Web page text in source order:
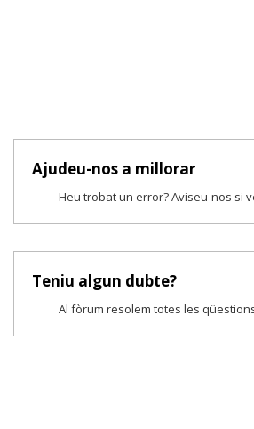
Ajudeu-nos a millorar
Heu trobat un error? Aviseu-nos si
Teniu algun dubte?
Al fòrum resolem totes les